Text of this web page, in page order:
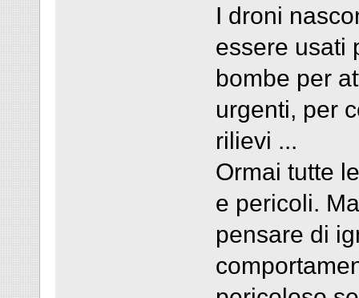
I droni
essere usati
bombe per
urgenti, per
rilievi ...
Ormai tutte
e pericoli.
pensare di